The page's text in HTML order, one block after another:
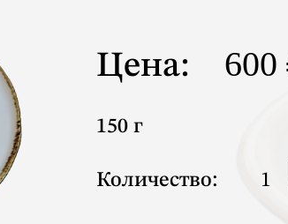
Цена: 600
150 г
Количество: